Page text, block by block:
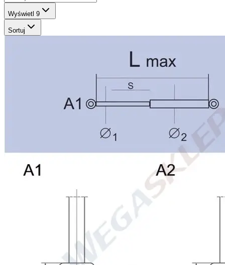
Wyświetl 9
Sortuj